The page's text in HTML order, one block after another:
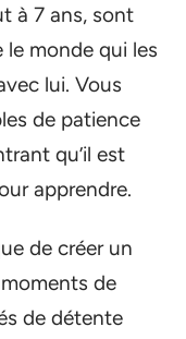
à 7 ans, sont
monde qui les
lui. Vous
de patience
qu’il est
apprendre.
de créer un
de
de détente